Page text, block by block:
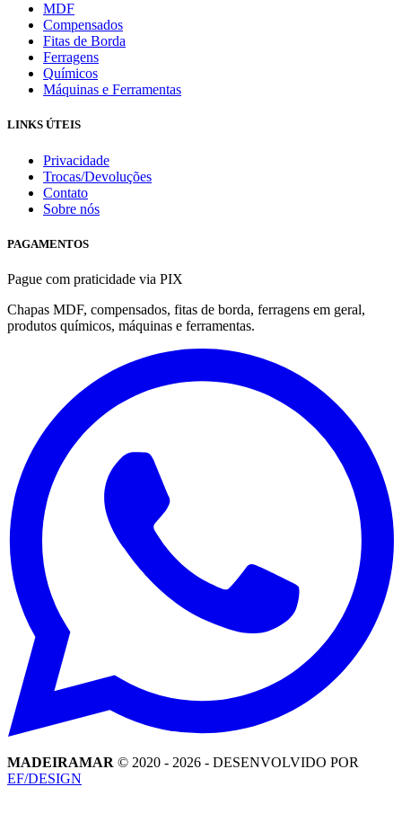
MDF
Compensados
Fitas de Borda
Ferragens
Químicos
Máquinas e Ferramentas
LINKS ÚTEIS
Privacidade
Trocas/Devoluções
Contato
Sobre nós
PAGAMENTOS
Pague com praticidade via PIX
Chapas MDF, compensados, fitas de borda, ferragens em geral,
produtos químicos, máquinas e ferramentas.
MADEIRAMAR © 2020 - 2026 - DESENVOLVIDO POR
EF/DESIGN